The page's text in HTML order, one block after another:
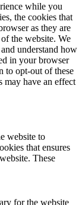
while you
the cookies that
as they are
the website. We
understand how
in your browser
to opt-out of these
may have an effect
website to
that ensures
These
for the website